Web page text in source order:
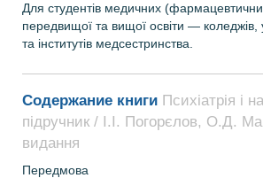
Для студентів медичних
передвищої та вищої освіти — коледжів,
та інститутів медсестринства.
Содержание книги Психіатрія і
підручник / І.І. Погорєлов, О.Д.
видання
Передмова